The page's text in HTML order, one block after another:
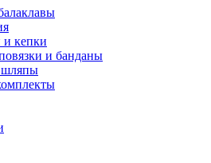
и кепки
и банданы